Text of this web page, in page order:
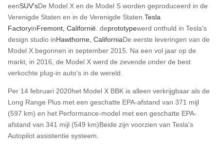
eenSUV'sDe Model X en de Model S worden geproduceerd in de
Verenigde Staten en in de Verenigde Staten. Tesla
FactoryinFremont, Californië . deprototypewerd onthuld in Tesla's
design studio inHawthorne, CaliforniaDe eerste leveringen van de
Model X begonnen in september 2015. Na een vol jaar op de
markt, in 2016, de Model X werd de zevende onder de best
verkochte plug-in auto's in de wereld.
Per 14 februari 2020het Model X BBK is alleen verkrijgbaar als de
Long Range Plus met een geschatte EPA-afstand van 371 mijl
(597 km) en het Performance-model met een geschatte EPA-
afstand van 341 mijl (549 km)Beide zijn voorzien van Tesla's
Autopilot assistentie systeem.